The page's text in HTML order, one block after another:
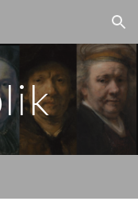
Skip to navigation